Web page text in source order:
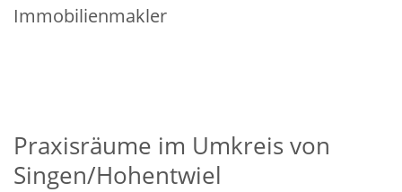
Immobilienmakler
Praxisräume im Umkreis von
Singen/Hohentwiel